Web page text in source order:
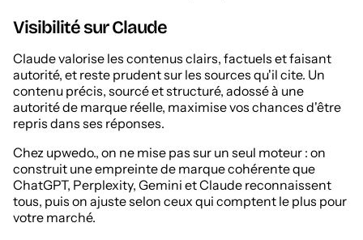
Visibilité sur Claude
Claude valorise les contenus clairs, factuels et faisant
autorité, et reste prudent sur les sources qu'il cite. Un
contenu précis, sourcé et structuré, adossé à une
autorité de marque réelle, maximise vos chances d'être
repris dans ses réponses.
Chez upwedo., on ne mise pas sur un seul moteur : on
construit une empreinte de marque cohérente que
ChatGPT, Perplexity, Gemini et Claude reconnaissent
tous, puis on ajuste selon ceux qui comptent le plus pour
votre marché.